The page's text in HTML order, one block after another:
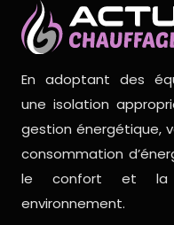
En adoptant des
une isolation
gestion énergétique,
consommation
le confort et la
environnement.